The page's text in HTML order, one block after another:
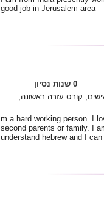
good job in Jerusalem area
0 שנות נסיון
קורס עזרה ראשונה,
m a hard working person. I
second parents or family. I
understand hebrew and I